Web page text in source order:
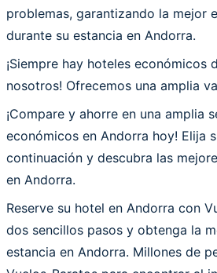
problemas, garantizando la mejor
durante su estancia en Andorra.
¡Siempre hay hoteles económicos
nosotros! Ofrecemos una amplia
¡Compare y ahorre en una amplia
económicos en Andorra hoy! Elija
continuación y descubra las
en Andorra.
Reserve su hotel en Andorra con
dos sencillos pasos y obtenga la
estancia en Andorra. Millones de